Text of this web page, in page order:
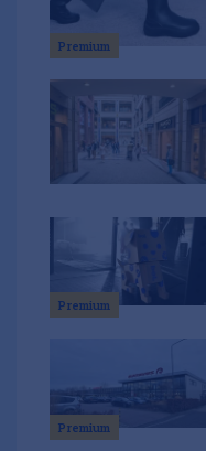
Premium
Premium
Premium